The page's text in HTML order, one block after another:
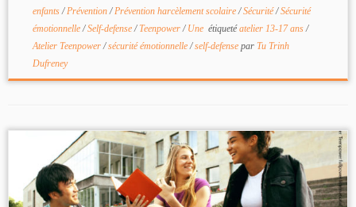
enfants/Prévention/Prévention harcèlement scolaire/Sécurité/Sécurité
émotionnelle/Self-defense/Teenpower/ Une étiquetéatelier 13-17 ans/
Atelier Teenpower/sécurité émotionnelle/self-defense par Tu Trinh
Dufreney